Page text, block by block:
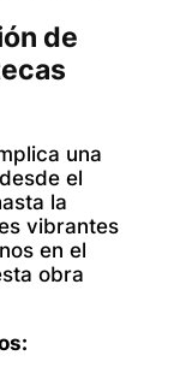
de
una
el
la
vibrantes
en el
obra